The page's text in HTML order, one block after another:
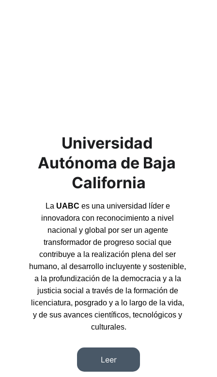
La UABC es una universidad líder e
innovadora con reconocimiento a nivel
nacional y global por ser un agente
transformador de progreso social que
contribuye a la realización plena del ser
humano, al desarrollo incluyente y sostenible,
a la profundización de la democracia y a la
justicia social a través de la formación de
licenciatura, posgrado y a lo largo de la vida,
y de sus avances científicos, tecnológicos y
culturales.
Universidad
Autónoma de Baja
California
Leer